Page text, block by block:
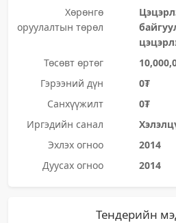
Хөрөнгө
оруулалтын төрөл
Төсөвт өртөг
Гэрээний дүн
0₮
Санхүүжилт
0₮
Иргэдийн санал
Эхлэх огноо
2014
Дуусах огноо
2014
Тендерийн